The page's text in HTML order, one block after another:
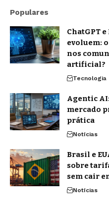
Populares
ChatGPT
evoluem:
nos
artificial?
Tecnologia
Agentic
mercado
prática
Notícias
Brasil e
sobre
sem cair
Notícias